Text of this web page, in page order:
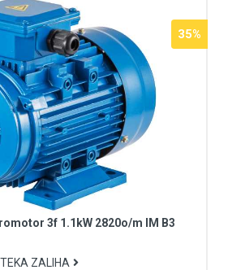
3f 1.1kW 2820o/m IM B3
ZALIHA
35%